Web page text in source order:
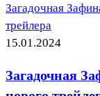
Загадочная
трейлера
15.01.2024
Загадочная